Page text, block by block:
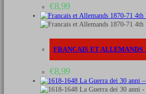
quantità
€8,99
FRANCAIS ET ALLEMANDS
€8,99